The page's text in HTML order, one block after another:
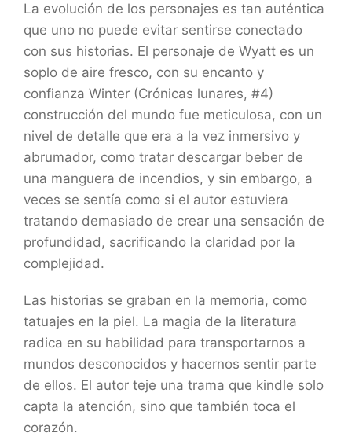
La evolución de los personajes es tan auténtica
que uno no puede evitar sentirse conectado
con sus historias. El personaje de Wyatt es un
soplo de aire fresco, con su encanto y
confianza Winter (Crónicas lunares, #4)
construcción del mundo fue meticulosa, con un
nivel de detalle que era a la vez inmersivo y
abrumador, como tratar descargar beber de
una manguera de incendios, y sin embargo, a
veces se sentía como si el autor estuviera
tratando demasiado de crear una sensación de
profundidad, sacrificando la claridad por la
complejidad.
Las historias se graban en la memoria, como
tatuajes en la piel. La magia de la literatura
radica en su habilidad para transportarnos a
mundos desconocidos y hacernos sentir parte
de ellos. El autor teje una trama que kindle solo
capta la atención, sino que también toca el
corazón.